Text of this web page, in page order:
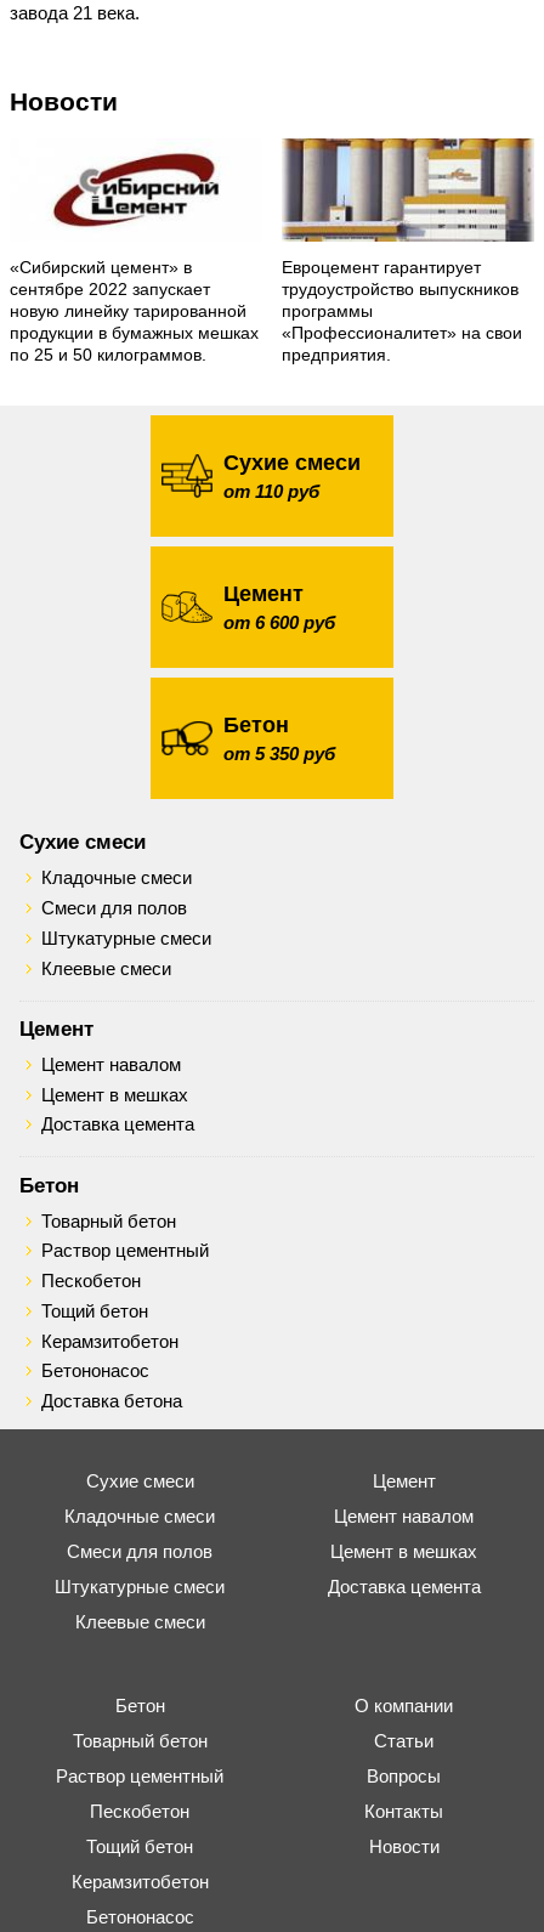
завода 21 века.
Новости
«Сибирский цемент» в
сентябре 2022 запускает
новую линейку тарированной
продукции в бумажных мешках
по 25 и 50 килограммов.
Евроцемент гарантирует
трудоустройство выпускников
программы
«Профессионалитет» на свои
предприятия.
Сухие смеси
от 110 руб
Цемент
от 6 600 руб
Бетон
от 5 350 руб
Сухие смеси
Кладочные смеси
Смеси для полов
Штукатурные смеси
Клеевые смеси
Цемент
Цемент навалом
Цемент в мешках
Доставка цемента
Бетон
Товарный бетон
Раствор цементный
Пескобетон
Тощий бетон
Керамзитобетон
Бетононасос
Доставка бетона
Сухие смеси
Кладочные смеси
Смеси для полов
Штукатурные смеси
Клеевые смеси
Цемент
Цемент навалом
Цемент в мешках
Доставка цемента
Бетон
Товарный бетон
Раствор цементный
Пескобетон
Тощий бетон
Керамзитобетон
Бетононасос
О компании
Статьи
Вопросы
Контакты
Новости